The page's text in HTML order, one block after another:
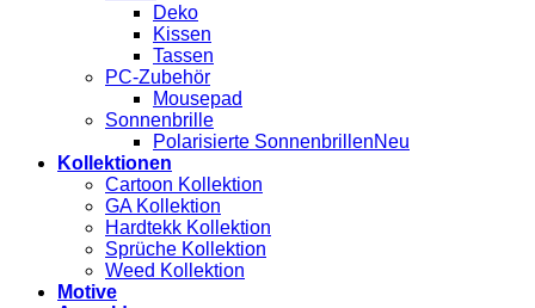
Deko
Kissen
Tassen
PC-Zubehör
Mousepad
Sonnenbrille
Polarisierte Sonnenbrillen
Kollektionen
Cartoon Kollektion
GA Kollektion
Hardtekk Kollektion
Sprüche Kollektion
Weed Kollektion
Motive